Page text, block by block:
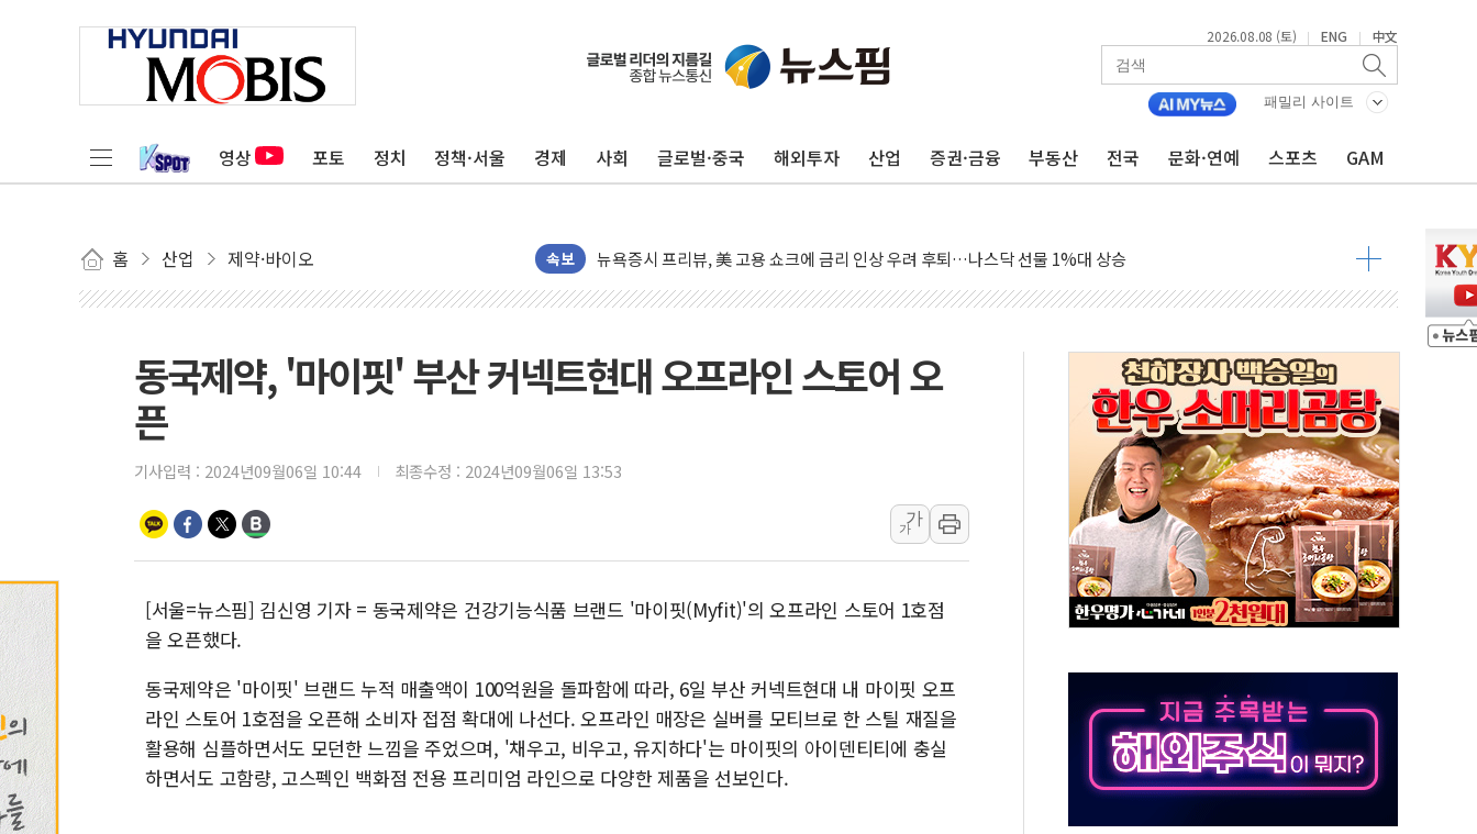
2026.08.08 (토) | ENG | 中文
패밀리 사이트
영상 포토 정치 정책·서울 경제 사회 글로벌·중국 해외투자 산업 증권·금융 부동산 전국 문화·연예 스포츠 GAM
홈 산업 제약·바이오 속보
[종합] 이슬람 수니파 3국, '공동방위협정' 체결… 이스라엘·이란 위협에 맞설 자체 억지력 강화
트럼프, 백신·자폐증 행정명령 검토…"이르면 다음 주"
美 항소법원, 백악관 무도회장 공사 중단 명령…트럼프 제동
美 고용 쇼크에 엔화 장중 급등…시장은 "또 개입했나" 촉각
[AI MY 뉴스] 뉴욕 반도체주 프리뷰...美 고용 쇼크에 반도체주 '활짝'
[종합] 美 7월 고용 2만3000명 감소 '쇼크'…9월 금리 인상 기대 후퇴
[사진] 이슬람 수니파 3개국, 공동방위협정 체결
보훈부, 미 DPAA와 MOU… "6·25 미군 실종자 7359명 끝까지 찾겠다"
트럼프 "금리 내려야"…파월 때와 달리 워시엔 톤 낮춰
李 대통령, '6시간 마라톤 부동산 2차 회의' 주재… "전폭적 공급 확대·속도전 총력"
트럼프, 中 겨냥 폴리실리콘 관세 15% 부과…美 태양광주 급등
[사진] 빈살만과 에르도안의 만남
동국제약, '마이핏' 부산 커넥트현대 오프라인 스토어 오
픈
기사입력 : 2024년09월06일 10:44 최종수정 : 2024년09월06일 13:53
가
가
[서울=뉴스핌] 김신영 기자 = 동국제약은 건강기능식품 브랜드 '마이핏(Myfit)'의 오프라인 스토어 1호점
을 오픈했다.
동국제약은 '마이핏' 브랜드 누적 매출액이 100억원을 돌파함에 따라, 6일 부산 커넥트현대 내 마이핏 오프
라인 스토어 1호점을 오픈해 소비자 접점 확대에 나선다. 오프라인 매장은 실버를 모티브로 한 스틸 재질을
활용해 심플하면서도 모던한 느낌을 주었으며, '채우고, 비우고, 유지하다'는 마이핏의 아이덴티티에 충실
하면서도 고함량, 고스펙인 백화점 전용 프리미엄 라인으로 다양한 제품을 선보인다.